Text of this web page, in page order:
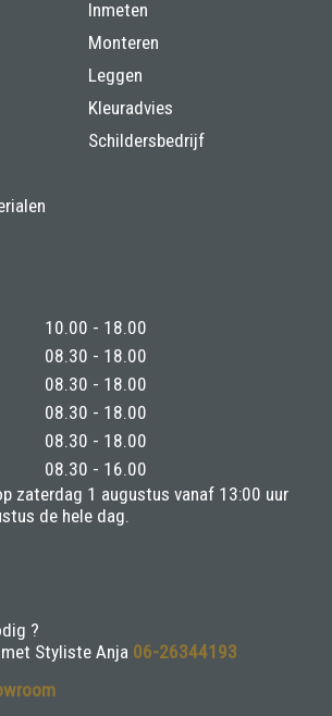
Inmeten
Monteren
Leggen
Kleuradvies
Schildersbedrijf
10.00 - 18.00
08.30 - 18.00
08.30 - 18.00
08.30 - 18.00
08.30 - 18.00
08.30 - 16.00
zaterdag 1 augustus vanaf 13:00 uur
de hele dag.
?
Styliste Anja 06-26344193